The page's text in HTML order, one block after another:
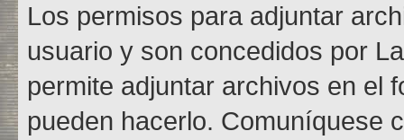
Los permisos para adjuntar
usuario y son concedidos por
permite adjuntar archivos en el
pueden hacerlo. Comuníquese